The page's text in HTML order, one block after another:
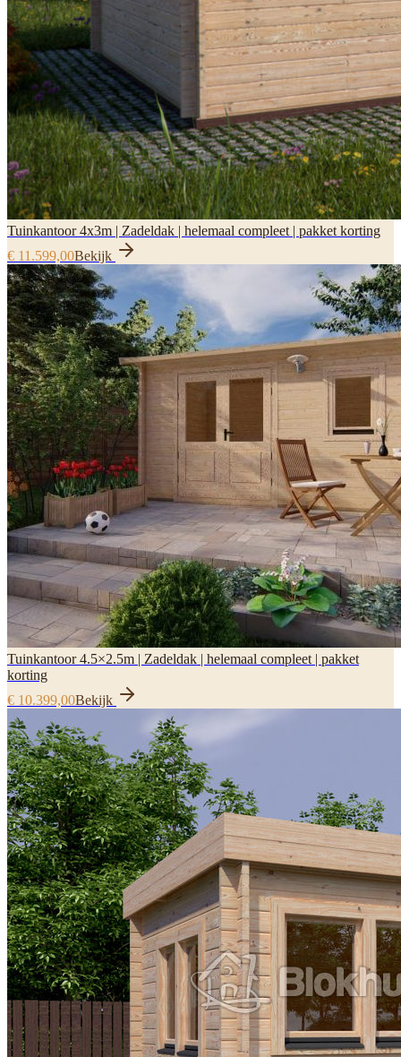
Tuinkantoor 4x3m | Zadeldak | helemaal compleet | pakket korting
€ 11.599,00Bekijk
Tuinkantoor 4.5×2.5m | Zadeldak | helemaal compleet | pakket
korting
€ 10.399,00Bekijk